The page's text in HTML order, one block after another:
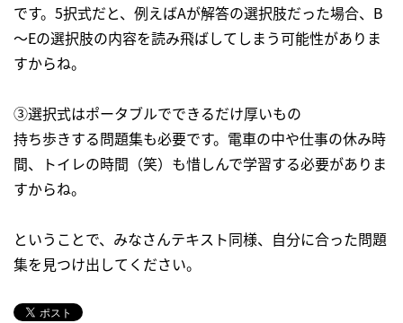
です。5択式だと、例えばAが解答の選択肢だった場合、B
～Eの選択肢の内容を読み飛ばしてしまう可能性がありま
すからね。
③選択式はポータブルでできるだけ厚いもの
持ち歩きする問題集も必要です。電車の中や仕事の休み時
間、トイレの時間（笑）も惜しんで学習する必要がありま
すからね。
ということで、みなさんテキスト同様、自分に合った問題
集を見つけ出してください。